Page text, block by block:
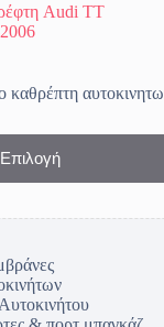
Audi TT
καθρέπτη
Επιλογή